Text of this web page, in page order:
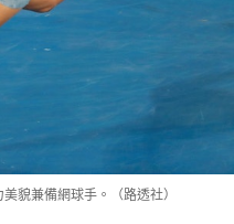
貌兼備網球手。（路透社）